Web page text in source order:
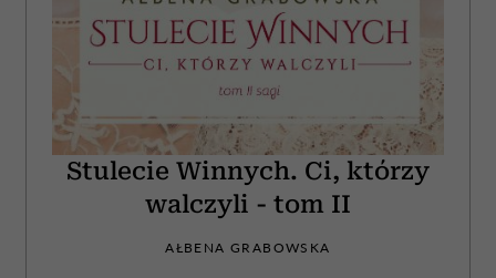
Stulecie Winnych. Ci, którzy
walczyli - tom II
AŁBENA GRABOWSKA